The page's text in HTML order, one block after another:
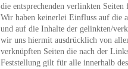
die entsprechenden verlinkten
Wir haben keinerlei Einfluss auf die
und auf die Inhalte der gelinkten/
wir uns hiermit ausdrücklich von
verknüpften Seiten die nach der
Feststellung gilt für alle innerhalb